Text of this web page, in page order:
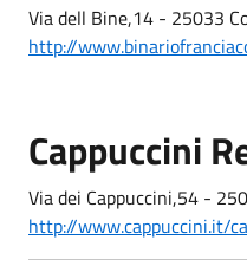
Via dell Bine,14 - 25033
http://
Cappuccini
Via dei Cappuccini,54 -
http://www.cappuccini.it/